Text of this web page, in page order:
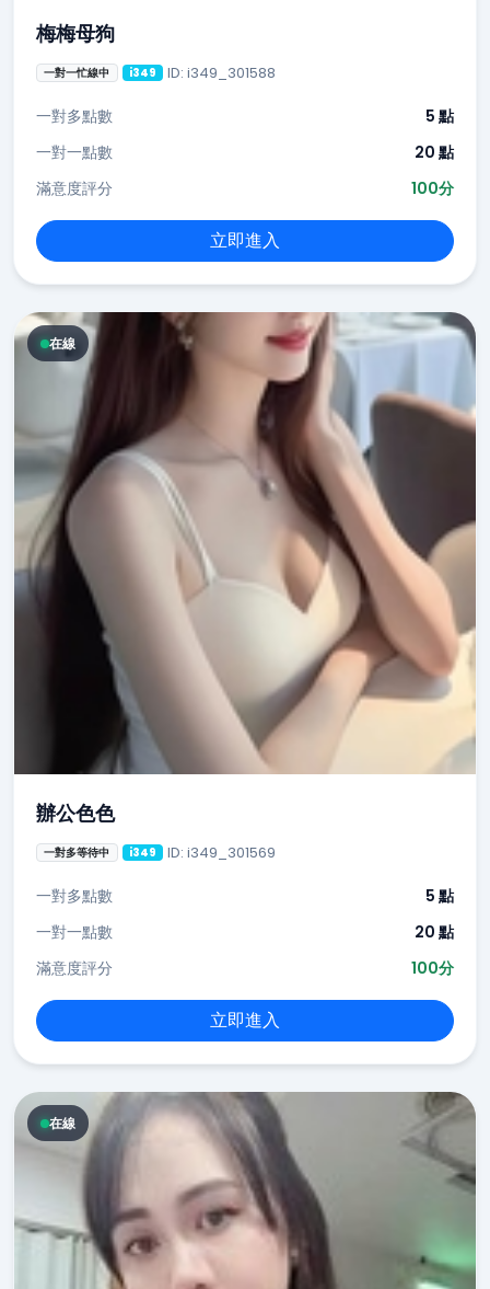
梅梅母狗
一對一忙線中 i349 ID: i349_301588
一對多點數
5 點
一對一點數
20 點
滿意度評分
100分
立即進入
在線
辦公色色
一對多等待中 i349 ID: i349_301569
一對多點數
5 點
一對一點數
20 點
滿意度評分
100分
立即進入
在線